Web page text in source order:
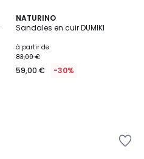
NATURINO
Sandales en cuir DUMIKI
à partir de
83,00 €
59,00 € -30%